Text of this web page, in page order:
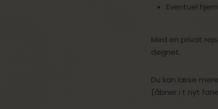
Eventuel
Med en privat
døgnet.
Du kan læse
(åbner i t nyt